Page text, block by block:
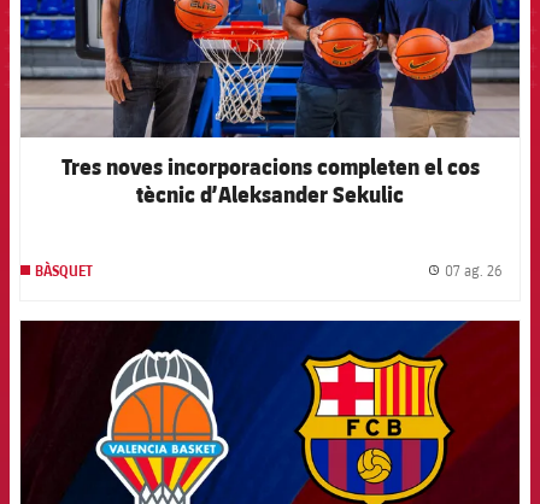
Tres noves incorporacions completen el cos
tècnic d’Aleksander Sekulic
BÀSQUET 07 ag. 26